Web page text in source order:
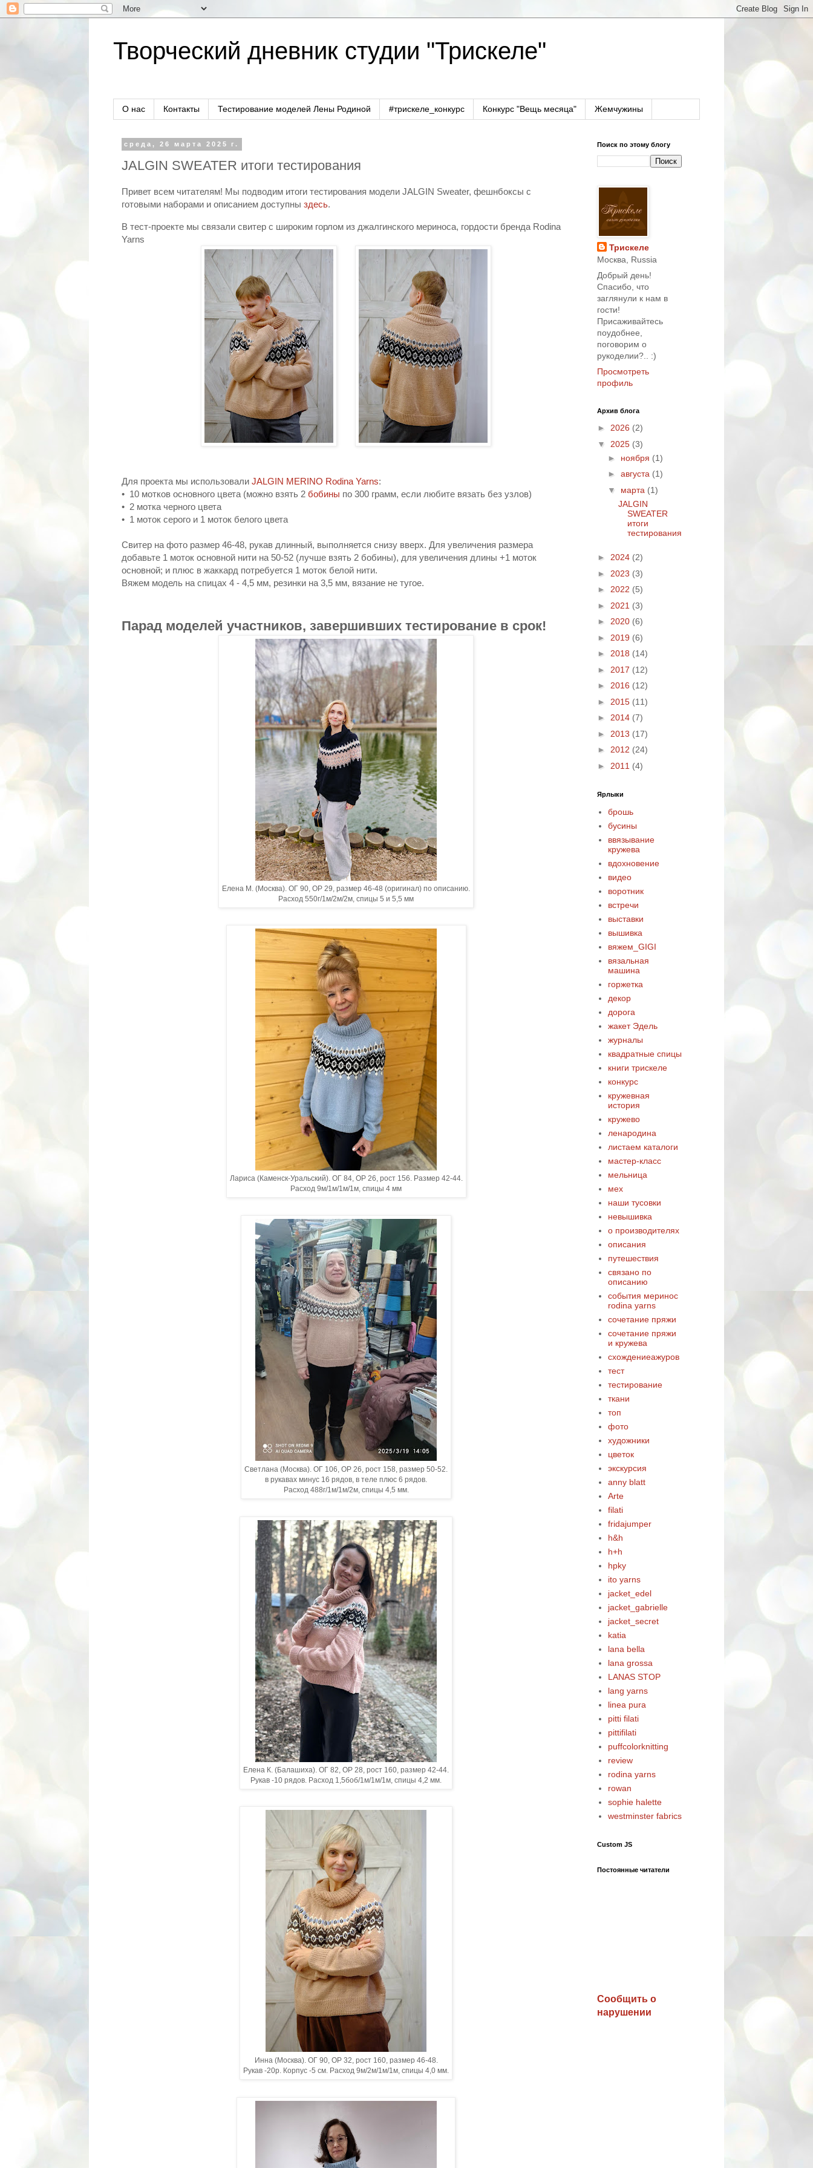
Творческий дневник студии "Трискеле"
О нас Контакты Тестирование моделей Лены Родиной #трискеле_конкурс Конкурс "Вещь месяца" Жемчужины
среда, 26 марта 2025 г.
JALGIN SWEATER итоги тестирования
Привет всем читателям! Мы подводим итоги тестирования модели JALGIN Sweater, фешнбоксы с
готовыми наборами и описанием доступны здесь.
В тест-проекте мы связали свитер с широким горлом из джалгинского мериноса, гордости бренда Rodina
Yarns
Для проекта мы использовали JALGIN MERINO Rodina Yarns:
•⁠ ⁠10 мотков основного цвета (можно взять 2 бобины по 300 грамм, если любите вязать без узлов)
•⁠ ⁠2 мотка черного цвета
•⁠ ⁠1 моток серого и 1 моток белого цвета
Свитер на фото размер 46-48, рукав длинный, выполняется снизу вверх. Для увеличения размера
добавьте 1 моток основной нити на 50-52 (лучше взять 2 бобины), для увеличения длины +1 моток
основной; и плюс в жаккард потребуется 1 моток белой нити.
Вяжем модель на спицах 4 - 4,5 мм, резинки на 3,5 мм, вязание не тугое.
Парад моделей участников, завершивших тестирование в срок!
Елена М. (Москва). ОГ 90, ОР 29, размер 46-48 (оригинал) по описанию.
Расход 550г/1м/2м/2м, спицы 5 и 5,5 мм
Лариса (Каменск-Уральский). ОГ 84, ОР 26, рост 156. Размер 42-44.
Расход 9м/1м/1м/1м, спицы 4 мм
Светлана (Москва). ОГ 106, ОР 26, рост 158, размер 50-52.
в рукавах минус 16 рядов, в теле плюс 6 рядов.
Расход 488г/1м/1м/2м, спицы 4,5 мм.
Елена К. (Балашиха). ОГ 82, ОР 28, рост 160, размер 42-44.
Рукав -10 рядов. Расход 1,5боб/1м/1м/1м, спицы 4,2 мм.
Инна (Москва). ОГ 90, ОР 32, рост 160, размер 46-48.
Рукав -20р. Корпус -5 см. Расход 9м/2м/1м/1м, спицы 4,0 мм.
Поиск по этому блогу
Трискеле
Москва, Russia
Добрый день!
Спасибо, что
заглянули к нам в
гости!
Присаживайтесь
поудобнее,
поговорим о
рукоделии?.. :)
Просмотреть
профиль
Архив блога
► 2026 (2)
▼ 2025 (3)
► ноября (1)
► августа (1)
▼ марта (1)
JALGIN
SWEATER
итоги
тестирования
► 2024 (2)
► 2023 (3)
► 2022 (5)
► 2021 (3)
► 2020 (6)
► 2019 (6)
► 2018 (14)
► 2017 (12)
► 2016 (12)
► 2015 (11)
► 2014 (7)
► 2013 (17)
► 2012 (24)
► 2011 (4)
Ярлыки
брошь
бусины
ввязывание
кружева
вдохновение
видео
воротник
встречи
выставки
вышивка
вяжем_GIGI
вязальная
машина
горжетка
декор
дорога
жакет Эдель
журналы
квадратные спицы
книги трискеле
конкурс
кружевная
история
кружево
ленародина
листаем каталоги
мастер-класс
мельница
мех
наши тусовки
невышивка
о производителях
описания
путешествия
связано по
описанию
события меринос
rodina yarns
сочетание пряжи
сочетание пряжи
и кружева
схождениеажуров
тест
тестирование
ткани
топ
фото
художники
цветок
экскурсия
anny blatt
Arte
filati
fridajumper
h&h
h+h
hpky
ito yarns
jacket_edel
jacket_gabrielle
jacket_secret
katia
lana bella
lana grossa
LANAS STOP
lang yarns
linea pura
pitti filati
pittifilati
puffcolorknitting
review
rodina yarns
rowan
sophie halette
westminster fabrics
Custom JS
Постоянные читатели
Сообщить о
нарушении